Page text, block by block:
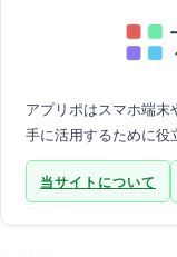
アプリポはスマホ端
手に活用するために役
当サイトについて